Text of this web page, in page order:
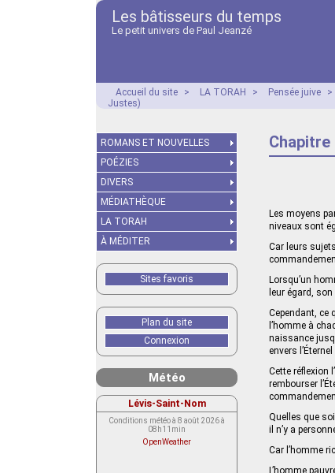
Les bâtisseurs du temps
Le petit univers de Paul Jeanzé
Accueil du site > LA TORAH > Pensée juive >
Justes)
Les moyens
niveaux sont
Car leurs
Lorsqu’un
leur égard,
Cependant, ce
l’homme à
naissance
envers
Cette réflexion
rembourser
Quelles que
il n’y a
Car l’homme
L’homme
ROMANS ET NOUVELLES
POÉZIES
DIVERS
MÉDIATHÈQUE
LA TORAH
À MÉDITER
Sites favoris
Plan du site
Connexion
Météo
Lévis-Saint-Nom
Conditions météo à 8 août 2026 à
08h11min
OpenWeather